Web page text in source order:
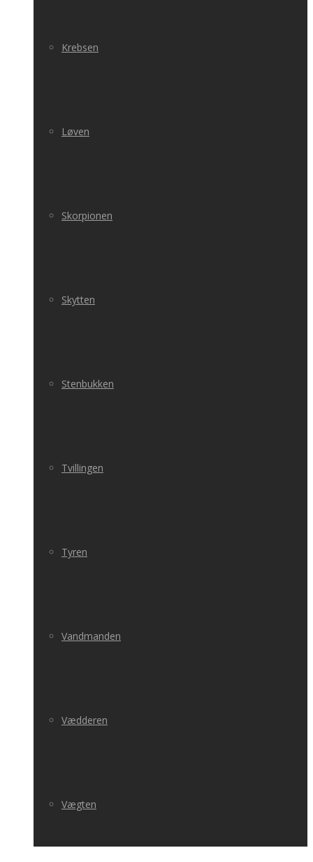
Krebsen
Løven
Skorpionen
Skytten
Stenbukken
Tvillingen
Tyren
Vandmanden
Vædderen
Vægten